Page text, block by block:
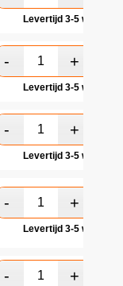
Levertijd 3-5
Levertijd 3-5
Levertijd 3-5
Levertijd 3-5